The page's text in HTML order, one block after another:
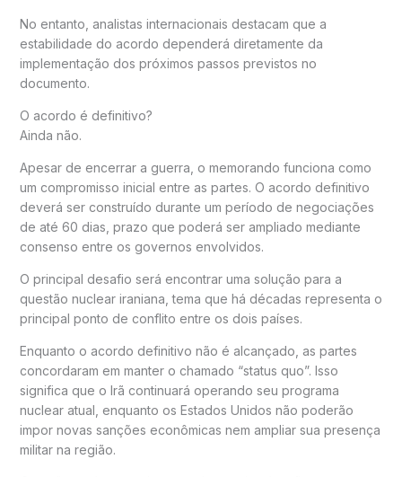
No entanto, analistas internacionais destacam que a
estabilidade do acordo dependerá diretamente da
implementação dos próximos passos previstos no
documento.
O acordo é definitivo?
Ainda não.
Apesar de encerrar a guerra, o memorando funciona como
um compromisso inicial entre as partes. O acordo definitivo
deverá ser construído durante um período de negociações
de até 60 dias, prazo que poderá ser ampliado mediante
consenso entre os governos envolvidos.
O principal desafio será encontrar uma solução para a
questão nuclear iraniana, tema que há décadas representa o
principal ponto de conflito entre os dois países.
Enquanto o acordo definitivo não é alcançado, as partes
concordaram em manter o chamado “status quo”. Isso
significa que o Irã continuará operando seu programa
nuclear atual, enquanto os Estados Unidos não poderão
impor novas sanções econômicas nem ampliar sua presença
militar na região.